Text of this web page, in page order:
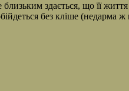
здається, що її
без кліше